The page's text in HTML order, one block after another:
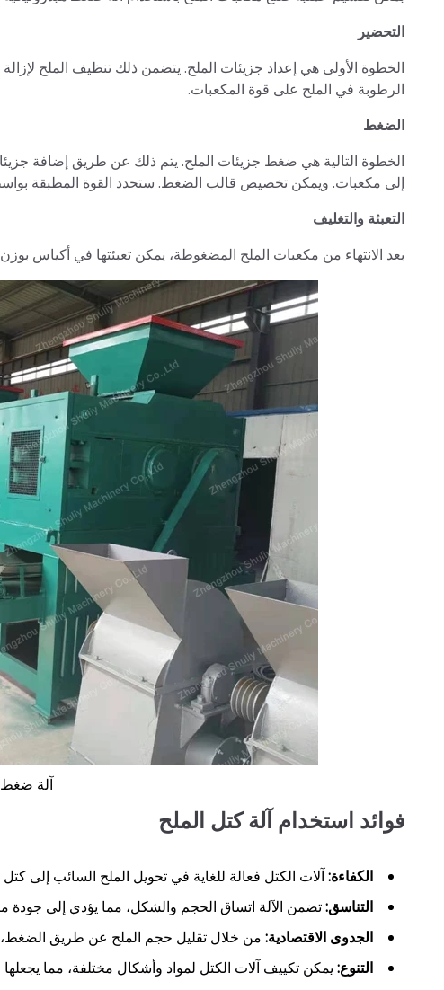
التحضير
الخطوة الأولى هي إعداد جزيئات الملح. يتضمن ذلك تنظيف الملح
الرطوبة في الملح على قوة المكعبات.
الضغط
الخطوة التالية هي ضغط جزيئات الملح. يتم ذلك عن طريق إضافة
إلى مكعبات. ويمكن تخصيص قالب الضغط. ستحدد القوة المطبقة
التعبئة والتغليف
بعد الانتهاء من مكعبات الملح المضغوطة، يمكن تعبئتها في أكياس
آلة ضغط
فوائد استخدام آلة كتل الملح
الكفاءة:آلات الكتل فعالة للغاية في تحويل الملح السائب إلى
التناسق:تضمن الآلة اتساق الحجم والشكل، مما يؤدي إلى جودة
الجدوى الاقتصادية: من خلال تقليل حجم الملح عن طريق الضغط،
التنوع:يمكن تكييف آلات الكتل لمواد وأشكال مختلفة، مما